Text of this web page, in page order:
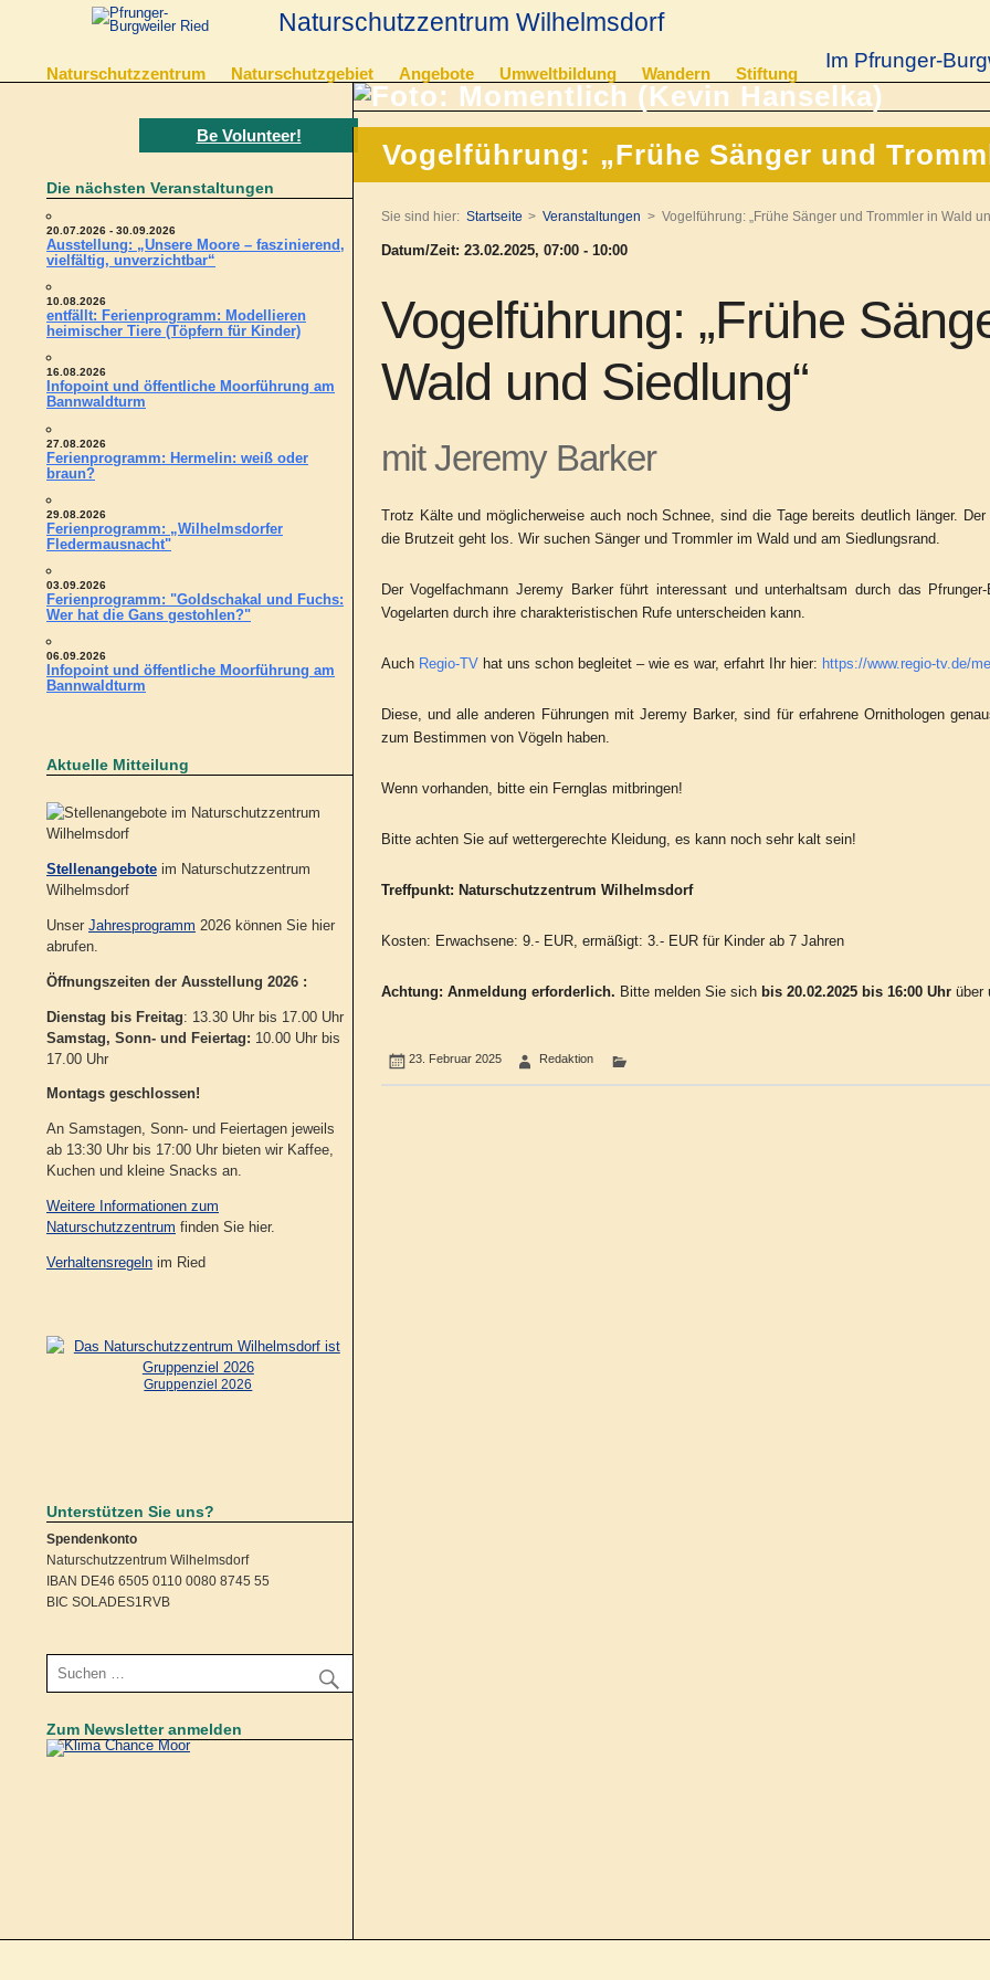
Naturschutzzentrum Wilhelmsdorf
Im Pfrunger-
Naturschutzzentrum Naturschutzgebiet Angebote Umweltbildung Wandern Stiftung
Vogelführung: „Frühe Sänger und
Sie sind hier: Startseite Veranstaltungen Vogelführung: „Frühe Sänger und Trommler in Wald
Datum/Zeit: 23.02.2025, 07:00 - 10:00
Vogelführung: „Frühe
Wald und Siedlung“
mit Jeremy Barker
Trotz Kälte und möglicherweise auch noch Schnee, sind die Tage bereits deutlich länger.
die Brutzeit geht los. Wir suchen Sänger und Trommler im Wald und am Siedlungsrand.
Der Vogelfachmann Jeremy Barker führt interessant und unterhaltsam durch das
Vogelarten durch ihre charakteristischen Rufe unterscheiden kann.
Auch Regio-TVhat uns schon begleitet – wie es war, erfahrt Ihr hier: https://www.regio-tv.de/
Diese, und alle anderen Führungen mit Jeremy Barker, sind für erfahrene Ornithologen
zum Bestimmen von Vögeln haben.
Wenn vorhanden, bitte ein Fernglas mitbringen!
Bitte achten Sie auf wettergerechte Kleidung, es kann noch sehr kalt sein!
Treffpunkt: Naturschutzzentrum Wilhelmsdorf
Kosten: Erwachsene: 9.- EUR, ermäßigt: 3.- EUR für Kinder ab 7 Jahren
Achtung: Anmeldung erforderlich. Bitte melden Sie sichbis 20.02.2025 bis 16:00 Uhr über
23. Februar 2025 Redaktion
Be Volunteer!
Die nächsten Veranstaltungen
20.07.2026 - 30.09.2026
Ausstellung: „Unsere Moore – faszinierend,
vielfältig, unverzichtbar“
10.08.2026
entfällt: Ferienprogramm: Modellieren
heimischer Tiere (Töpfern für Kinder)
16.08.2026
Infopoint und öffentliche Moorführung am
Bannwaldturm
27.08.2026
Ferienprogramm: Hermelin: weiß oder
braun?
29.08.2026
Ferienprogramm: „Wilhelmsdorfer
Fledermausnacht"
03.09.2026
Ferienprogramm: "Goldschakal und Fuchs:
Wer hat die Gans gestohlen?"
06.09.2026
Infopoint und öffentliche Moorführung am
Bannwaldturm
Aktuelle Mitteilung
Stellenangebote im Naturschutzzentrum
Wilhelmsdorf
Unser Jahresprogramm 2026 können Sie hier
abrufen.
Öffnungszeiten der Ausstellung 2026 :
Dienstag bis Freitag: 13.30 Uhr bis 17.00 Uhr
Samstag, Sonn- und Feiertag: 10.00 Uhr bis
17.00 Uhr
Montags geschlossen!
An Samstagen, Sonn- und Feiertagen jeweils
ab 13:30 Uhr bis 17:00 Uhr bieten wir Kaffee,
Kuchen und kleine Snacks an.
Weitere Informationen zum
Naturschutzzentrum finden Sie hier.
Verhaltensregeln im Ried
Gruppenziel 2026
Unterstützen Sie uns?
Spendenkonto
Naturschutzzentrum Wilhelmsdorf
IBAN DE46 6505 0110 0080 8745 55
BIC SOLADES1RVB
Zum Newsletter anmelden